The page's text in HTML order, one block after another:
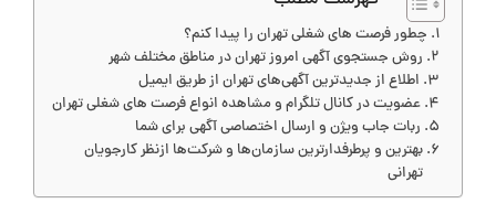
چطور فرصت های شغلی تهران را پیدا کنم؟
روش جستجوی آگهی امروز تهران در مناطق مختلف شهر
اطلاع از جدیدترین آگهی‌های تهران از طریق ایمیل
عضویت در کانال تلگرام و مشاهده انواع فرصت های شغلی تهران
ربات جاب ویژن و ارسال اختصاصی آگهی برای شما
بهترین و پرطرفدارترین سازمان‌ها و شرکت‌ها ازنظر کارجویان
تهرانی